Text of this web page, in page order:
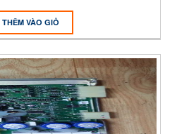
THÊM VÀO GIỎ